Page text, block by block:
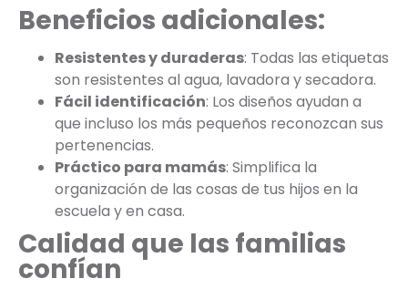
Beneficios adicionales:
Resistentes y duraderas: Todas las etiquetas
son resistentes al agua, lavadora y secadora.
Fácil identificación: Los diseños ayudan a
que incluso los más pequeños reconozcan sus
pertenencias.
Práctico para mamás: Simplifica la
organización de las cosas de tus hijos en la
escuela y en casa.
Calidad que las familias
confían